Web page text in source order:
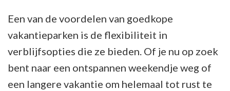
Een van de voordelen van goedkope
vakantieparken is de flexibiliteit in
verblijfsopties die ze bieden. Of je nu op zoek
bent naar een ontspannen weekendje weg of
een langere vakantie om helemaal tot rust te